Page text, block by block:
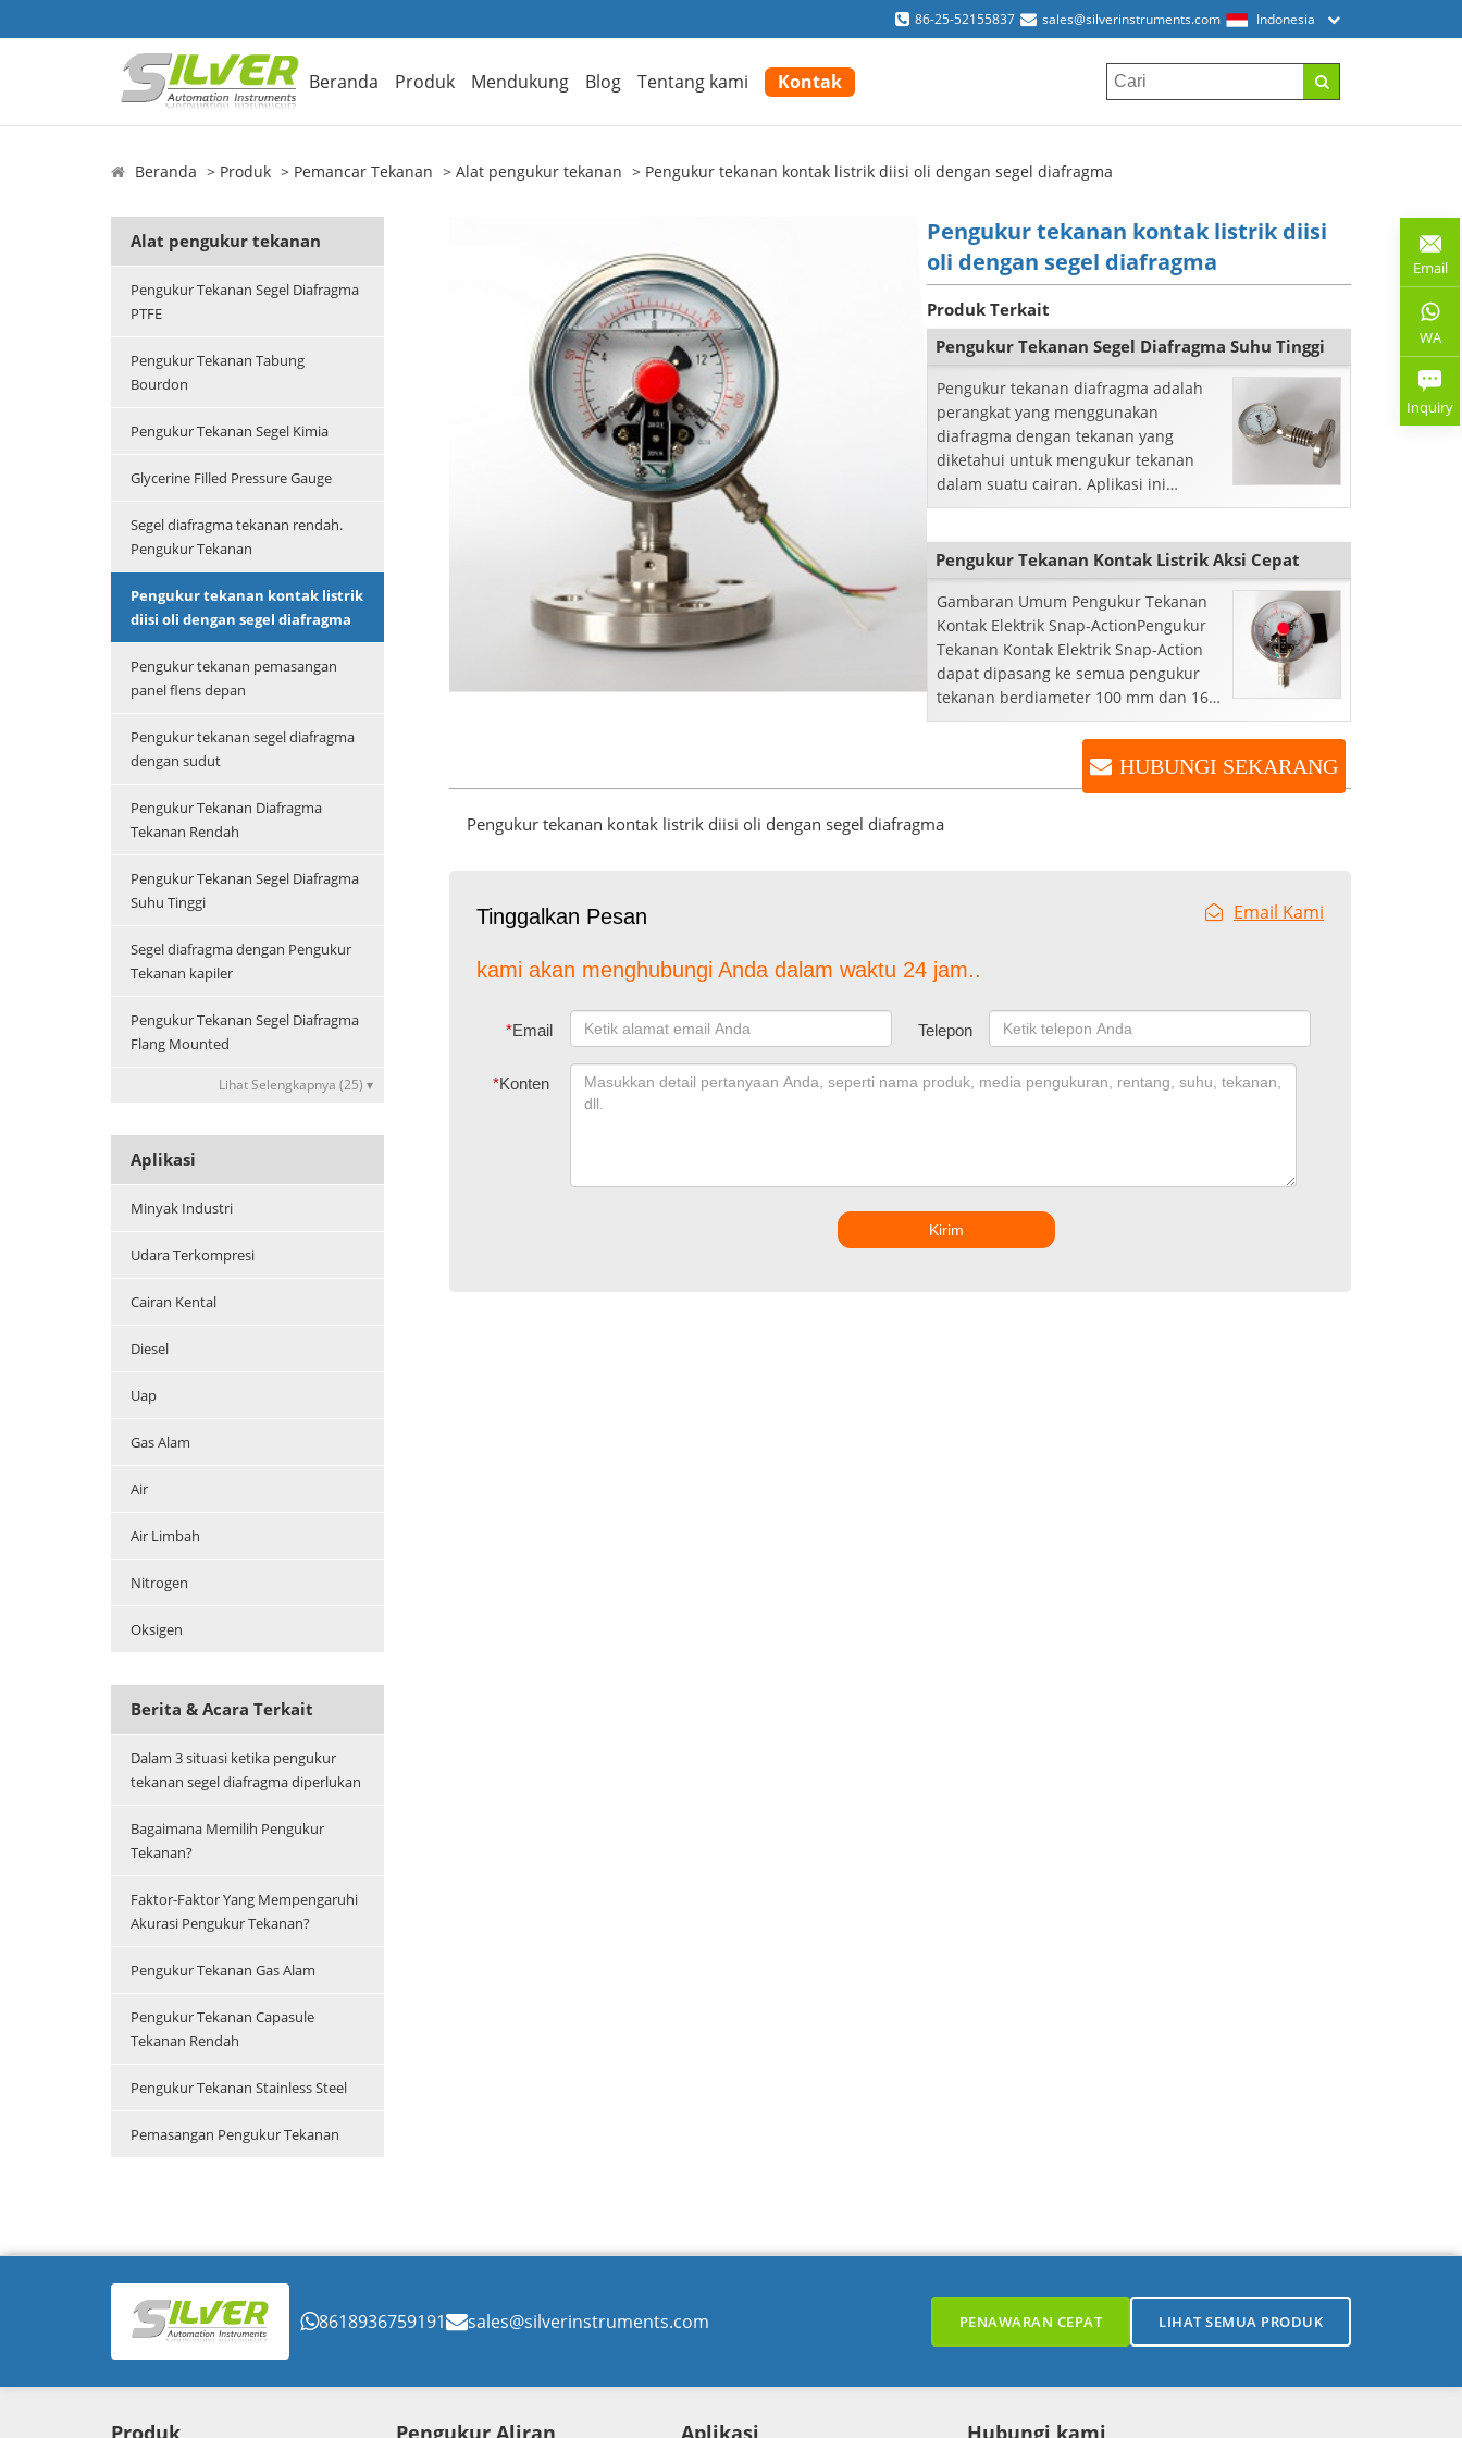
86-25-52155837 sales@silverinstruments.com Indonesia
Beranda Produk Mendukung Blog Tentang kami Kontak
Beranda Produk Pemancar Tekanan Alat pengukur tekanan Pengukur tekanan kontak listrik diisi oli dengan segel diafragma
Alat pengukur tekanan
Pengukur Tekanan Segel Diafragma
PTFE
Pengukur Tekanan Tabung
Bourdon
Pengukur Tekanan Segel Kimia
Glycerine Filled Pressure Gauge
Segel diafragma tekanan rendah.
Pengukur Tekanan
Pengukur tekanan kontak listrik
diisi oli dengan segel diafragma
Pengukur tekanan pemasangan
panel flens depan
Pengukur tekanan segel diafragma
dengan sudut
Pengukur Tekanan Diafragma
Tekanan Rendah
Pengukur Tekanan Segel Diafragma
Suhu Tinggi
Segel diafragma dengan Pengukur
Tekanan kapiler
Pengukur Tekanan Segel Diafragma
Flang Mounted
Lihat Selengkapnya (25) ▾
Aplikasi
Minyak Industri
Udara Terkompresi
Cairan Kental
Diesel
Uap
Gas Alam
Air
Air Limbah
Nitrogen
Oksigen
Berita & Acara Terkait
Dalam 3 situasi ketika pengukur
tekanan segel diafragma diperlukan
Bagaimana Memilih Pengukur
Tekanan?
Faktor-Faktor Yang Mempengaruhi
Akurasi Pengukur Tekanan?
Pengukur Tekanan Gas Alam
Pengukur Tekanan Capasule
Tekanan Rendah
Pengukur Tekanan Stainless Steel
Pemasangan Pengukur Tekanan
Pengukur tekanan kontak listrik diisi
oli dengan segel diafragma
Produk Terkait
Pengukur Tekanan Segel Diafragma Suhu Tinggi
Pengukur tekanan diafragma adalah
perangkat yang menggunakan
diafragma dengan tekanan yang
diketahui untuk mengukur tekanan
dalam suatu cairan. Aplikasi ini
mungkin korosif, suhu tinggi,
...
Pengukur Tekanan Kontak Listrik Aksi Cepat
Gambaran Umum Pengukur Tekanan
Kontak Elektrik Snap-ActionPengukur
Tekanan Kontak Elektrik Snap-Action
dapat dipasang ke semua pengukur
tekanan berdiameter 100 mm dan 160
mm dalam rangkaian produk kami dan
memberikan keuntungan tersendiri...
HUBUNGI SEKARANG
Pengukur tekanan kontak listrik diisi oli dengan segel diafragma
Tinggalkan Pesan Email Kami
kami akan menghubungi Anda dalam waktu 24 jam..
*Email Telepon
*Konten
Kirim
8618936759191 sales@silverinstruments.com PENAWARAN CEPAT LIHAT SEMUA PRODUK
Email
WA
Inquiry